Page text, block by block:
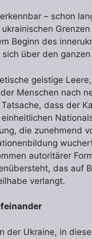
– schon
Beginn des
über den
geistige
Menschen nach
dass der
die zunehmend
autoritärer
das auf
verlangt.
der Ukraine, in